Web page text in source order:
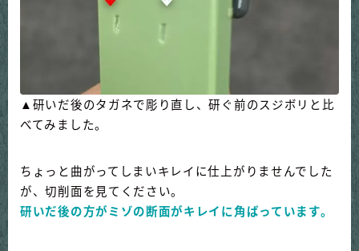
▲研いだ後のタガネで彫り直し、研ぐ前のスジボリと比
べてみました。
ちょっと曲がってしまいキレイに仕上がりませんでした
が、切削面を見てください。
研いだ後の方がミゾの断面がキレイに角ばっています。